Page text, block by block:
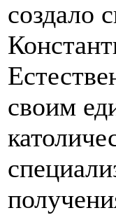
создало
своим